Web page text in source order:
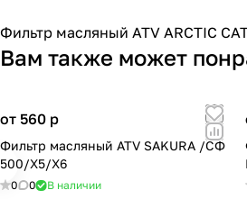
Фильтр масляный ATV ARCTIC
Вам также может
от 560 p
Фильтр масляный ATV SAKURA /СФ
500/Х5/Х6
0 0 В наличии